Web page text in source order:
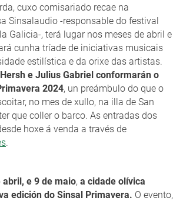
cuxo comisariado recae na
Sinsalaudio -responsable do festival
Galicia-, terá lugar nos meses de abril e
cunha tríade de iniciativas musicais
estilística e da orixe das artistas.
e Julius Gabriel conformarán o
2024, un preámbulo do que o
no mes de xullo, na illa de San
que coller o barco. As entradas dos
hoxe á venda a través de
.
abril, e 9 de maio, a cidade olívica
edición do Sinsal Primavera. O evento,